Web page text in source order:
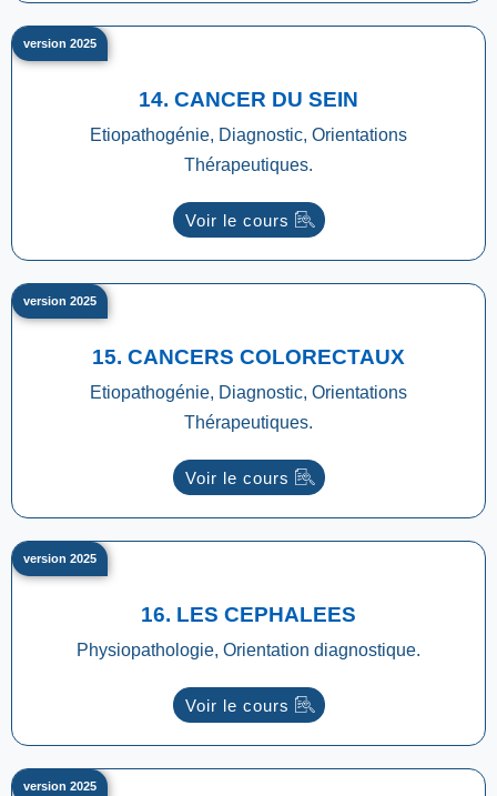
14. CANCER DU SEIN
Etiopathogénie, Diagnostic, Orientations
Thérapeutiques.
Voir le cours
version 2025
15. CANCERS COLORECTAUX
Etiopathogénie, Diagnostic, Orientations
Thérapeutiques.
Voir le cours
version 2025
16. LES CEPHALEES
Physiopathologie, Orientation diagnostique.
Voir le cours
version 2025
version 2025